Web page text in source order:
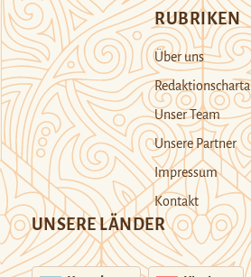
RUBRIKEN
Über uns
Redaktionscharta
Unser Team
Unsere Partner
Impressum
Kontakt
UNSERE LÄNDER